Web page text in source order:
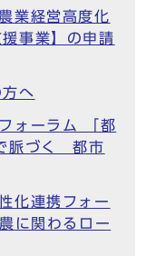
業経営高度化
事業】の申請
へ
ォーラム 「都
脈づく 都市
化連携フォー
に関わるロー